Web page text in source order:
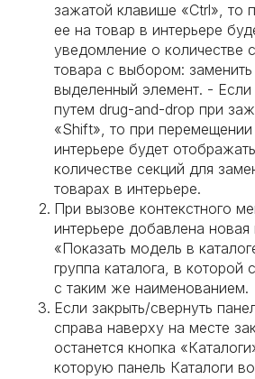
зажатой клавише «Ctrl», то
ее на товар в интерьере
уведомление о количестве
товара с выбором:
выделенный элемент. - Если
путем drug-and-drop при
«Shift», то при
интерьере будет
количестве секций для
товарах в интерьере.
При вызове контекстного
интерьере добавлена
«Показать модель в
группа каталога, в которой
с таким же наименованием.
Если закрыть/свернуть
справа наверху на месте
останется кнопка
которую панель Каталоги